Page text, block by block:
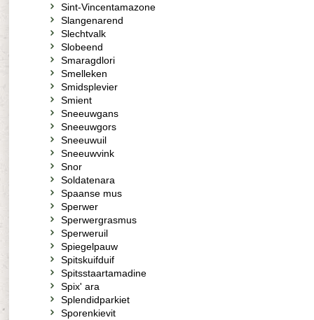
Sint-Vincentamazone
Slangenarend
Slechtvalk
Slobeend
Smaragdlori
Smelleken
Smidsplevier
Smient
Sneeuwgans
Sneeuwgors
Sneeuwuil
Sneeuwvink
Snor
Soldatenara
Spaanse mus
Sperwer
Sperwergrasmus
Sperweruil
Spiegelpauw
Spitskuifduif
Spitsstaartamadine
Spix' ara
Splendidparkiet
Sporenkievit